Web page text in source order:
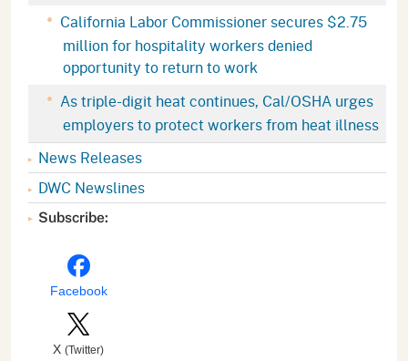
California Labor Commissioner secures $2.75
million for hospitality workers denied
opportunity to return to work
As triple-digit heat continues, Cal/OSHA urges
employers to protect workers from heat illness
News Releases
DWC Newslines
Subscribe:
Facebook
X (Twitter)